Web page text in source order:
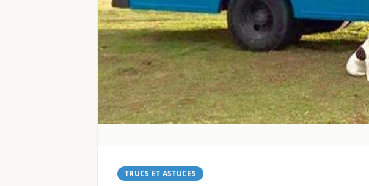
TRUCS ET ASTUCES